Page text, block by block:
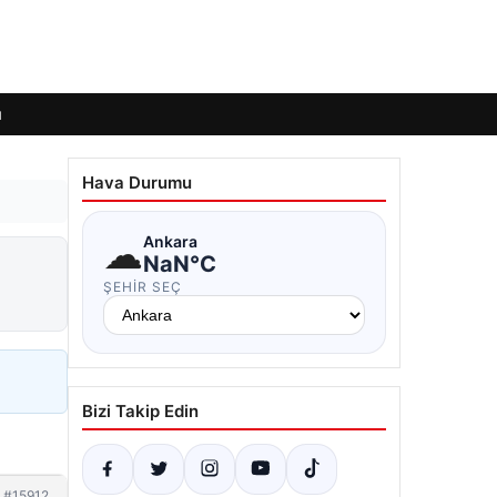
Hava Durumu
☁Ankara
NaN°C
ŞEHIR SEÇ
Bizi Takip Edin